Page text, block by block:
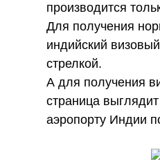
производится
Для получения
индийский
стрелкой.
А для получения
страница
аэропорту Индии